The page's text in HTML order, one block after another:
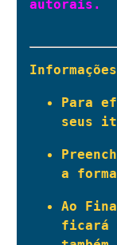
autorais.
Para
seus
a
Ao
ficará